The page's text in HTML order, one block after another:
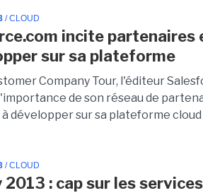
/ CLOUD
incite partenaires
sur sa plateforme
Company Tour, l'éditeur
de son réseau de
développer sur sa plateforme cloud
/ CLOUD
2013 : cap sur les